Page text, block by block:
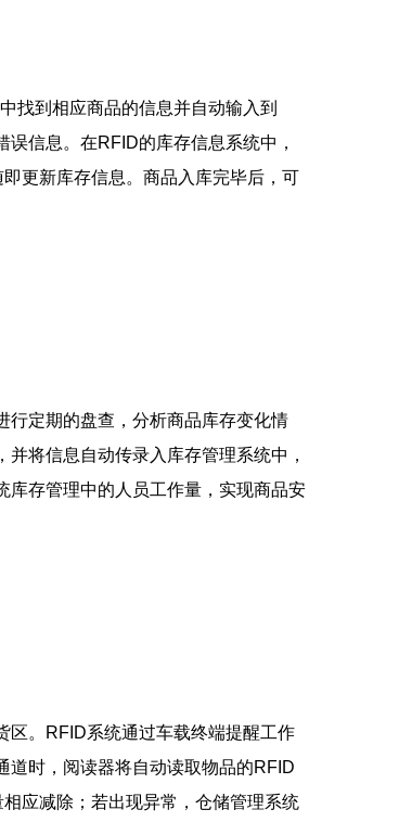
到相应商品的信息并自动输入到
信息。在RFID的库存信息系统中，
更新库存信息。商品入库完毕后，可
定期的盘查，分析商品库存变化情
将信息自动传录入库存管理系统中，
库存管理中的人员工作量，实现商品安
。RFID系统通过车载终端提醒工作
道时，阅读器将自动读取物品的RFID
应减除；若出现异常，仓储管理系统